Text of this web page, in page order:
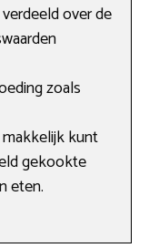
over de
zoals
kunt
gekookte
eten.